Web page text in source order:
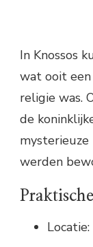
In Knossos
wat ooit
religie was.
de
werden